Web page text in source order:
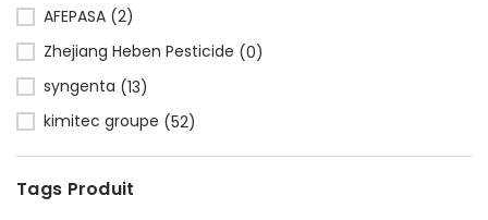
AFEPASA (2)
Zhejiang Heben Pesticide (0)
syngenta (13)
kimitec groupe (52)
Tags Produit